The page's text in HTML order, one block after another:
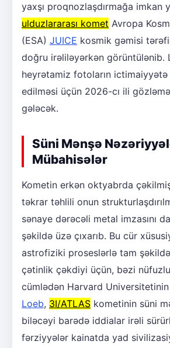
yaxşı proqnozlaşdırmağa imkan
ulduzlararası komet Avropa
(ESA) JUICE kosmik gəmisi
doğru irəliləyərkən görüntülənib.
heyrətamiz fotoların
edilməsi üçün 2026-cı ili
gələcək.
Süni Mənşə
Mübahisələr
Kometin erkən oktyabrda
təkrar təhlili onun
sənaye dərəcəli metal imzasını
şəkildə üzə çıxarıb. Bu cür
astrofiziki proseslərlə tam
çətinlik çəkdiyi üçün, bəzi
cümlədən Harvard
Loeb, 3I/ATLAS kometinin süni
biləcəyi barədə iddialar irəli
fərziyyələr kainatda yad